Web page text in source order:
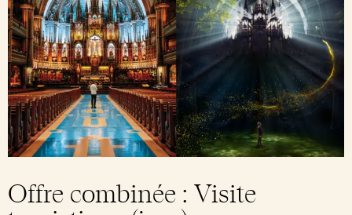
Offre combinée : Visite